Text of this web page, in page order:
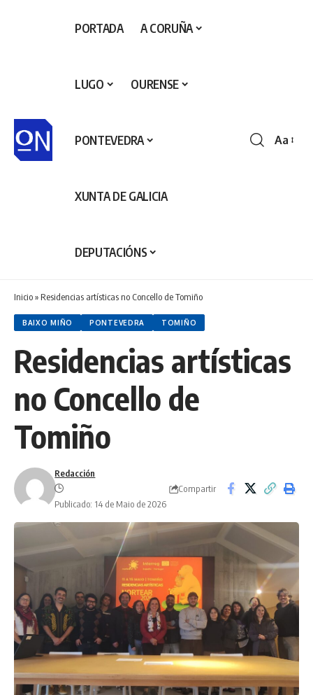
PORTADA A CORUÑA
LUGO OURENSE
PONTEVEDRA
XUNTA DE GALICIA
DEPUTACIÓNS
Aa
Inicio» Residencias artísticas no Concello de Tomiño
BAIXO MIÑO PONTEVEDRA TOMIÑO
Residencias artísticas
no Concello de
Tomiño
Redacción
Publicado: 14 de Maio de 2026
Compartir